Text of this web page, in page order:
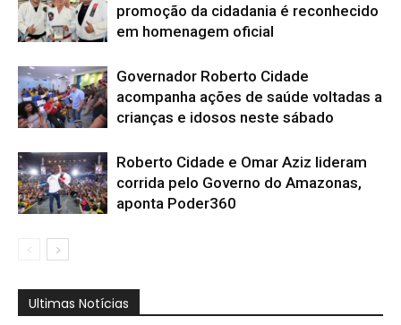
promoção da cidadania é reconhecido
em homenagem oficial
Governador Roberto Cidade
acompanha ações de saúde voltadas a
crianças e idosos neste sábado
Roberto Cidade e Omar Aziz lideram
corrida pelo Governo do Amazonas,
aponta Poder360
Ultimas Notícias